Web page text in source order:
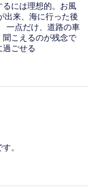
には理想的。お風
出来、海に行った後
一点だけ、道路の車
こえるのが残念で
ごせる
。